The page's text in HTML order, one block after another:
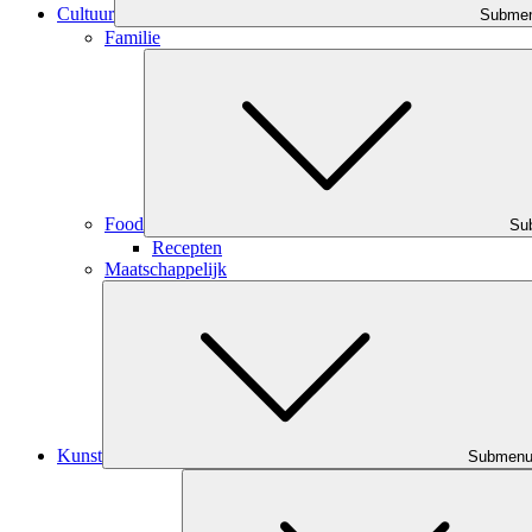
Cultuur
Familie
Food
Recepten
Maatschappelijk
Kunst Submenu